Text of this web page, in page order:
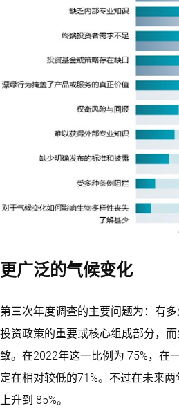
更广泛的气候变化
第三次年度调查的主要问题为：有
投资政策的重要或核心组成部分，
致。在2022年这一比例为 75%，在
定在相对较低的71%。不过在未来
上升到 85%。